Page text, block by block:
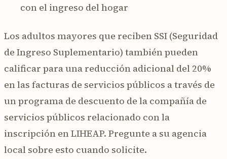
con el ingreso del hogar
Los adultos mayores que reciben SSI (Seguridad
de Ingreso Suplementario) también pueden
calificar para una reducción adicional del 20%
en las facturas de servicios públicos a través de
un programa de descuento de la compañía de
servicios públicos relacionado con la
inscripción en LIHEAP. Pregunte a su agencia
local sobre esto cuando solicite.